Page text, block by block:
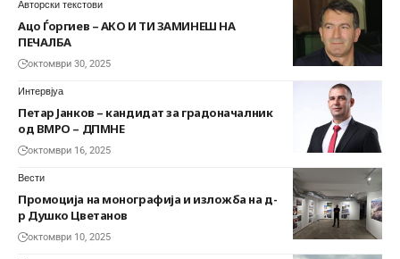
Авторски текстови
Ацо Ѓоргиев – АКО И ТИ ЗАМИНЕШ НА
ПЕЧАЛБА
октомври 30, 2025
Интервјуа
Петар Јанков – кандидат за градоначалник
од ВМРО – ДПМНЕ
октомври 16, 2025
Вести
Промоција на монографија и изложба на д-
р Душко Цветанов
октомври 10, 2025